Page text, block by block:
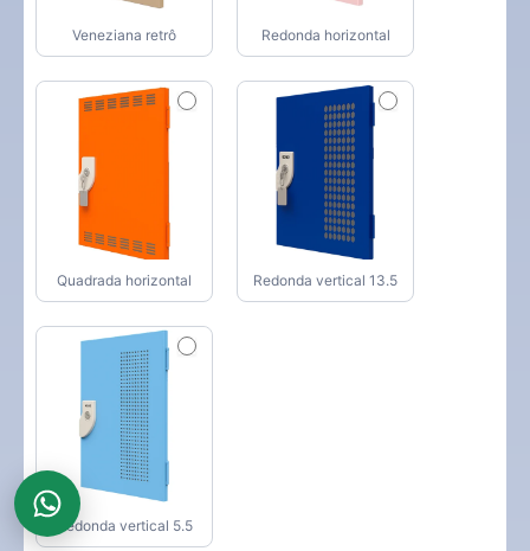
Veneziana retrô Redonda horizontal
Quadrada horizontal Redonda vertical 13.5
Redonda vertical 5.5